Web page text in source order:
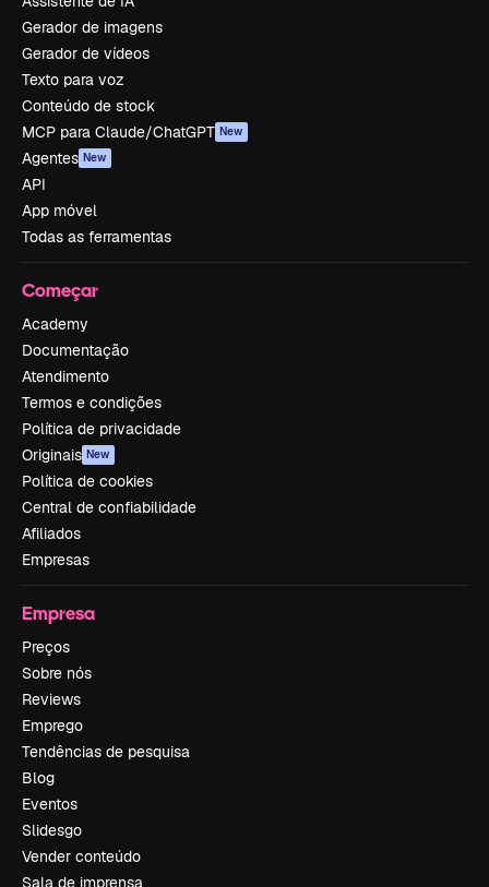
Gerador de imagens
Gerador de vídeos
Texto para voz
Conteúdo de stock
MCP para Claude/ChatGPT New
Agentes New
API
App móvel
Todas as ferramentas
Começar
Academy
Documentação
Atendimento
Termos e condições
Política de privacidade
Originais New
Política de cookies
Central de confiabilidade
Afiliados
Empresas
Empresa
Preços
Sobre nós
Reviews
Emprego
Tendências de pesquisa
Blog
Eventos
Slidesgo
Vender conteúdo
Sala de imprensa